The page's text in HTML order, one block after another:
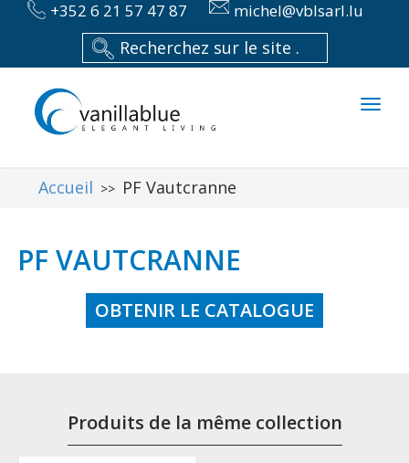
+352 6 21 57 47 87 michel@vblsarl.lu
Accueil >> PF Vautcranne
PF VAUTCRANNE
OBTENIR LE CATALOGUE
Produits de la même collection